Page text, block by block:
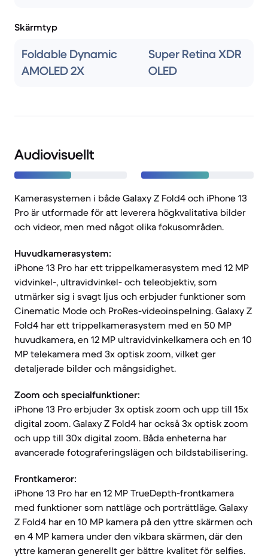
Skärmtyp
Foldable Dynamic
AMOLED 2X
Super Retina XDR
OLED
Audiovisuellt
Kamerasystemen i både Galaxy Z Fold4 och iPhone 13
Pro är utformade för att leverera högkvalitativa bilder
och videor, men med något olika fokusområden.
Huvudkamerasystem:
iPhone 13 Pro har ett trippelkamerasystem med 12 MP
vidvinkel-, ultravidvinkel- och teleobjektiv, som
utmärker sig i svagt ljus och erbjuder funktioner som
Cinematic Mode och ProRes-videoinspelning. Galaxy Z
Fold4 har ett trippelkamerasystem med en 50 MP
huvudkamera, en 12 MP ultravidvinkelkamera och en 10
MP telekamera med 3x optisk zoom, vilket ger
detaljerade bilder och mångsidighet.
Zoom och specialfunktioner:
iPhone 13 Pro erbjuder 3x optisk zoom och upp till 15x
digital zoom. Galaxy Z Fold4 har också 3x optisk zoom
och upp till 30x digital zoom. Båda enheterna har
avancerade fotograferingslägen och bildstabilisering.
Frontkameror:
iPhone 13 Pro har en 12 MP TrueDepth-frontkamera
med funktioner som nattläge och porträttläge. Galaxy
Z Fold4 har en 10 MP kamera på den yttre skärmen och
en 4 MP kamera under den vikbara skärmen, där den
yttre kameran generellt ger bättre kvalitet för selfies.